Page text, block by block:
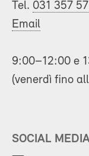
Tel. 031 357
Email
9:00–12:00 e
(venerdì fino
SOCIAL